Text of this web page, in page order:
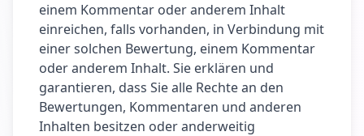
einem Kommentar oder anderem Inhalt
einreichen, falls vorhanden, in Verbindung mit
einer solchen Bewertung, einem Kommentar
oder anderem Inhalt. Sie erklären und
garantieren, dass Sie alle Rechte an den
Bewertungen, Kommentaren und anderen
Inhalten besitzen oder anderweitig